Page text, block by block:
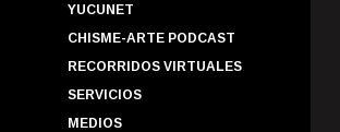
YUCUNET
CHISME-ARTE PODCAST
RECORRIDOS VIRTUALES
SERVICIOS
MEDIOS